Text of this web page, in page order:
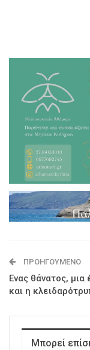
ΠΡΟΗΓΟΎΜΕΝΟ
Ενας θάνατος, μια
και η
Μπορεί